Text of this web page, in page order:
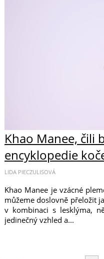
Khao Manee, čili
encyklopedie
LIDA PIECZULISOVÁ
Khao Manee je vzácné
můžeme doslovně přeložit
v kombinaci s lesklýma,
jedinečný vzhled a...